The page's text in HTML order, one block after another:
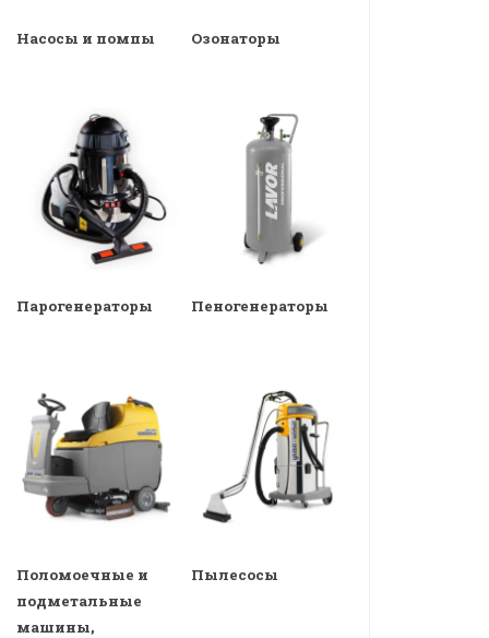
Насосы и помпы Озонаторы
Парогенераторы Пеногенераторы
Поломоечные и
подметальные
машины,
Пылесосы